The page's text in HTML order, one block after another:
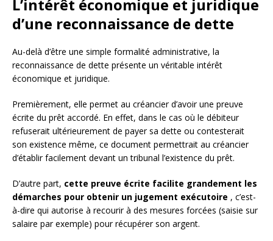
L’intérêt économique et juridique
d’une reconnaissance de dette
Au-delà d’être une simple formalité administrative, la
reconnaissance de dette présente un véritable intérêt
économique et juridique.
Premièrement, elle permet au créancier d’avoir une preuve
écrite du prêt accordé. En effet, dans le cas où le débiteur
refuserait ultérieurement de payer sa dette ou contesterait
son existence même, ce document permettrait au créancier
d’établir facilement devant un tribunal l’existence du prêt.
D’autre part, cette preuve écrite facilite grandement les
démarches pour obtenir un jugement exécutoire , c’est-
à-dire qui autorise à recourir à des mesures forcées (saisie sur
salaire par exemple) pour récupérer son argent.